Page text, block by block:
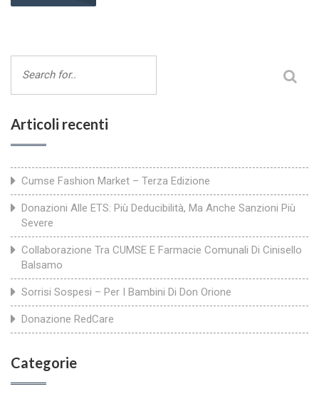
Articoli recenti
Cumse Fashion Market – Terza Edizione
Donazioni Alle ETS: Più Deducibilità, Ma Anche Sanzioni Più
Severe
Collaborazione Tra CUMSE E Farmacie Comunali Di Cinisello
Balsamo
Sorrisi Sospesi – Per I Bambini Di Don Orione
Donazione RedCare
Categorie